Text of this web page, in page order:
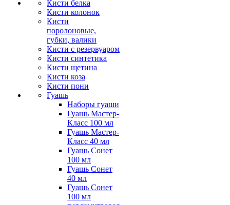
Кисти белка
Кисти колонок
Кисти
поролоновые,
губки, валики
Кисти с резервуаром
Кисти синтетика
Кисти щетина
Кисти коза
Кисти пони
Гуашь
Наборы гуаши
Гуашь Мастер-
Класс 100 мл
Гуашь Мастер-
Класс 40 мл
Гуашь Сонет
100 мл
Гуашь Сонет
40 мл
Гуашь Сонет
100 мл